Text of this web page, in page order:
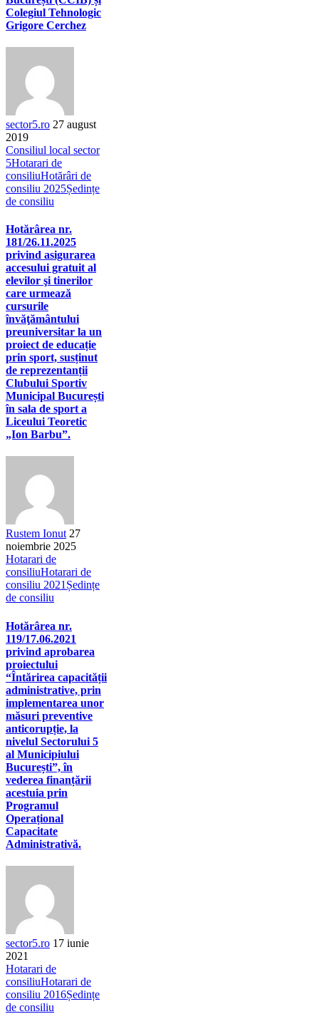
Colegiul Tehnologic
Grigore Cerchez
sector5.ro 27 august
2019
Consiliul local sector
5Hotarari de
consiliuHotărâri de
consiliu 2025Ședințe
de consiliu
Hotărârea nr.
181/26.11.2025
privind asigurarea
accesului gratuit al
elevilor şi tinerilor
care urmează
cursurile
învăţământului
preuniversitar la un
proiect de educație
prin sport, susținut
de reprezentanții
Clubului Sportiv
Municipal București
în sala de sport a
Liceului Teoretic
„Ion Barbu”.
Rustem Ionut 27
noiembrie 2025
Hotarari de
consiliuHotarari de
consiliu 2021Ședințe
de consiliu
Hotărârea nr.
119/17.06.2021
privind aprobarea
proiectului
“Întărirea capacității
administrative, prin
implementarea unor
măsuri preventive
anticorupție, la
nivelul Sectorului 5
al Municipiului
București”, în
vederea finanțării
acestuia prin
Programul
Operațional
Capacitate
Administrativă.
sector5.ro 17 iunie
2021
Hotarari de
consiliuHotarari de
consiliu 2016Ședințe
de consiliu